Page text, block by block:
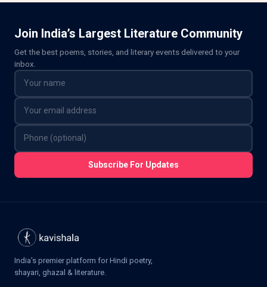
Join India’s Largest Literature Community
Get the best poems, stories, and literary events delivered to your
inbox.
Subscribe For Updates
India's premier platform for Hindi poetry,
shayari, ghazal & literature.